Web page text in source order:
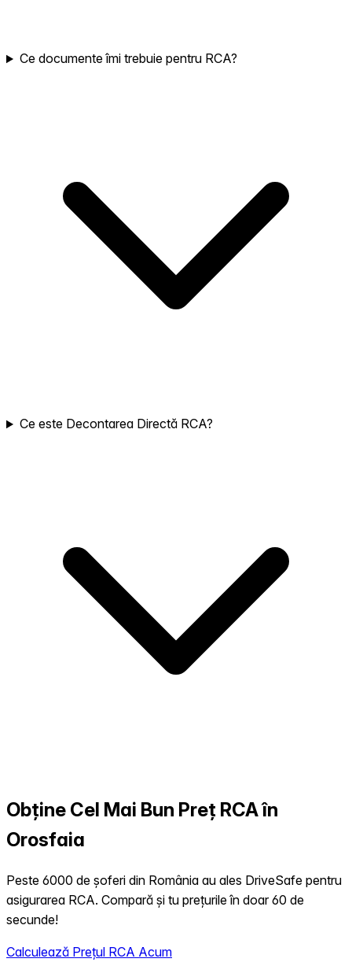
Ce documente îmi trebuie pentru RCA?
Ce este Decontarea Directă RCA?
Obține Cel Mai Bun Preț RCA în
Orosfaia
Peste 6000 de șoferi din România au ales DriveSafe pentru
asigurarea RCA. Compară și tu prețurile în doar 60 de
secunde!
Calculează Prețul RCA Acum